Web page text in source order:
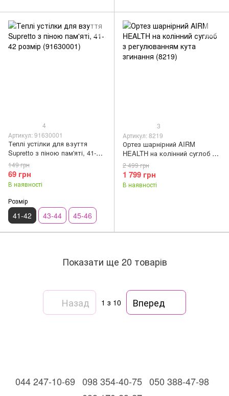
4
Артикул: 91630001
Теплі устілки для взуття
Supretto з піною пам'яті, 41-42
розмір (91630001)
69 грн
149 грн
В наявності
Розмір
41-42 43-44 45-46
3
Артикул: 8219
Ортез шарнірний AIRM
HEALTH на колінний суглоб з
регулюванням кута згинання
(8219)
1 799 грн
2 499 грн
В наявності
Показати ще 20 товарів
Назад 1 з 10 Вперед
044 247-10-69 098 354-40-75 050 388-47-98